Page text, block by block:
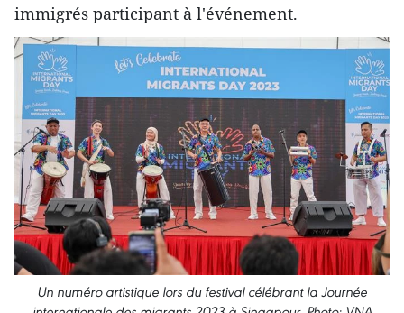
immigrés participant à l'événement.
Un numéro artistique lors du festival célébrant la Journée